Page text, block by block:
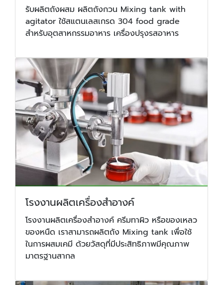
รับผลิตถังผสม ผลิตถังกวน Mixing tank with
agitator ใช้สแตนเลสเกรด 304 food grade
สำหรับอุตสาหกรรมอาหาร เครื่องปรุงรสอาหาร
โรงงานผลิตเครื่องสำอางค์
โรงงานผลิตเครื่องสำอางค์ ครีมทาผิว หรือของเหลว
ของหนืด เราสามารถผลิตถัง Mixing tank เพื่อใช้
ในการผสมเคมี ด้วยวัสดุที่มีประสิทธิภาพมีคุณภาพ
มาตรฐานสากล